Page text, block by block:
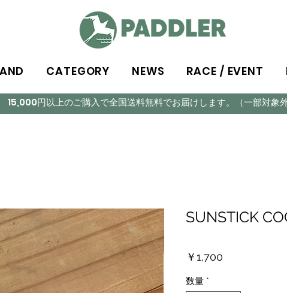
CATEGORY NEWS RACE / EVENT
15,000円以上のご購入で全国送料無料でお届けします。（一部対象外
SUNSTICK
￥1,700価
数量 *